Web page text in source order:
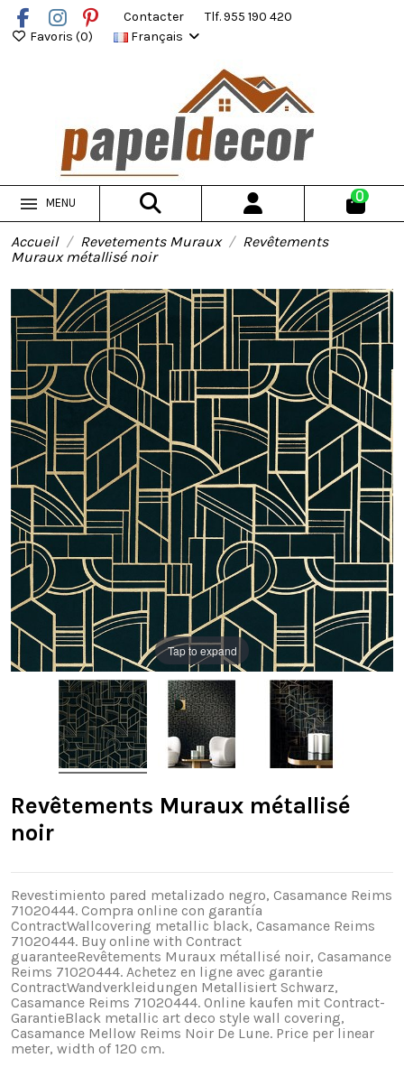
Contacter
Tlf. 955 190 420
Favoris (0) Français
MENU 0
Accueil Revetements Muraux
Revêtements
Muraux métallisé noir
Tap to expand
Revêtements Muraux métallisé
noir
Revestimiento pared metalizado negro, Casamance Reims
71020444. Compra online con garantía
ContractWallcovering metallic black, Casamance Reims
71020444. Buy online with Contract
guaranteeRevêtements Muraux métallisé noir, Casamance
Reims 71020444. Achetez en ligne avec garantie
ContractWandverkleidungen Metallisiert Schwarz,
Casamance Reims 71020444. Online kaufen mit Contract-
GarantieBlack metallic art deco style wall covering,
Casamance Mellow Reims Noir De Lune. Price per linear
meter, width of 120 cm.